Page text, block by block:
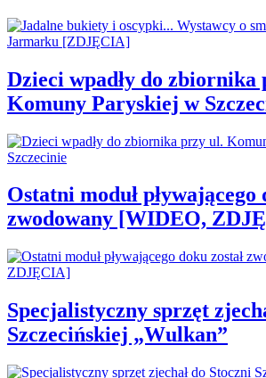
Dzieci wpadły do zbiornika
Komuny Paryskiej w
Ostatni moduł pływającego
zwodowany [WIDEO,
Specjalistyczny sprzęt
Szczecińskiej „Wulkan”